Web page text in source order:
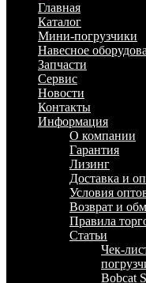
Главная
Каталог
Мини-погрузчики
Навесное
Запчасти
Сервис
Новости
Контакты
Информация
О компании
Гарантия
Лизинг
Доставка и
Условия
Возврат и
Правила
Статьи
Чек-
Bobcat